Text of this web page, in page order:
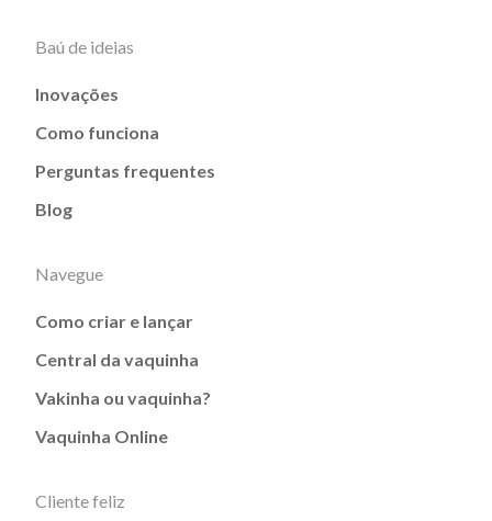
Baú de ideias
Inovações
Como funciona
Perguntas frequentes
Blog
Navegue
Como criar e lançar
Central da vaquinha
Vakinha ou vaquinha?
Vaquinha Online
Cliente feliz